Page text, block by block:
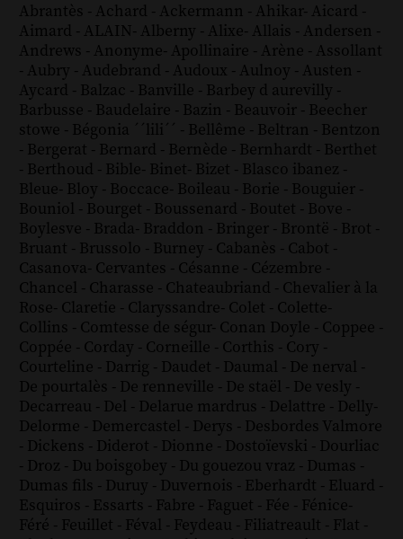
Abrantès - Achard - Ackermann - Ahikar- Aicard -
Aimard - ALAIN- Alberny - Alixe- Allais - Andersen -
Andrews - Anonyme- Apollinaire - Arène - Assollant
- Aubry - Audebrand - Audoux - Aulnoy - Austen -
Aycard - Balzac - Banville - Barbey d aurevilly -
Barbusse - Baudelaire - Bazin - Beauvoir - Beecher
stowe - Bégonia ´´lili´´ - Bellême - Beltran - Bentzon
- Bergerat - Bernard - Bernède - Bernhardt - Berthet
- Berthoud - Bible- Binet- Bizet - Blasco ibanez -
Bleue- Bloy - Boccace- Boileau - Borie - Bouguier -
Bouniol - Bourget - Boussenard - Boutet - Bove -
Boylesve - Brada- Braddon - Bringer - Brontë - Brot -
Bruant - Brussolo - Burney - Cabanès - Cabot -
Casanova- Cervantes - Césanne - Cézembre -
Chancel - Charasse - Chateaubriand - Chevalier à la
Rose- Claretie - Claryssandre- Colet - Colette-
Collins - Comtesse de ségur- Conan Doyle - Coppee -
Coppée - Corday - Corneille - Corthis - Cory -
Courteline - Darrig - Daudet - Daumal - De nerval -
De pourtalès - De renneville - De staël - De vesly -
Decarreau - Del - Delarue mardrus - Delattre - Delly-
Delorme - Demercastel - Derys - Desbordes Valmore
- Dickens - Diderot - Dionne - Dostoïevski - Dourliac
- Droz - Du boisgobey - Du gouezou vraz - Dumas -
Dumas fils - Duruy - Duvernois - Eberhardt - Eluard -
Esquiros - Essarts - Fabre - Faguet - Fée - Fénice-
Féré - Feuillet - Féval - Feydeau - Filiatreault - Flat -